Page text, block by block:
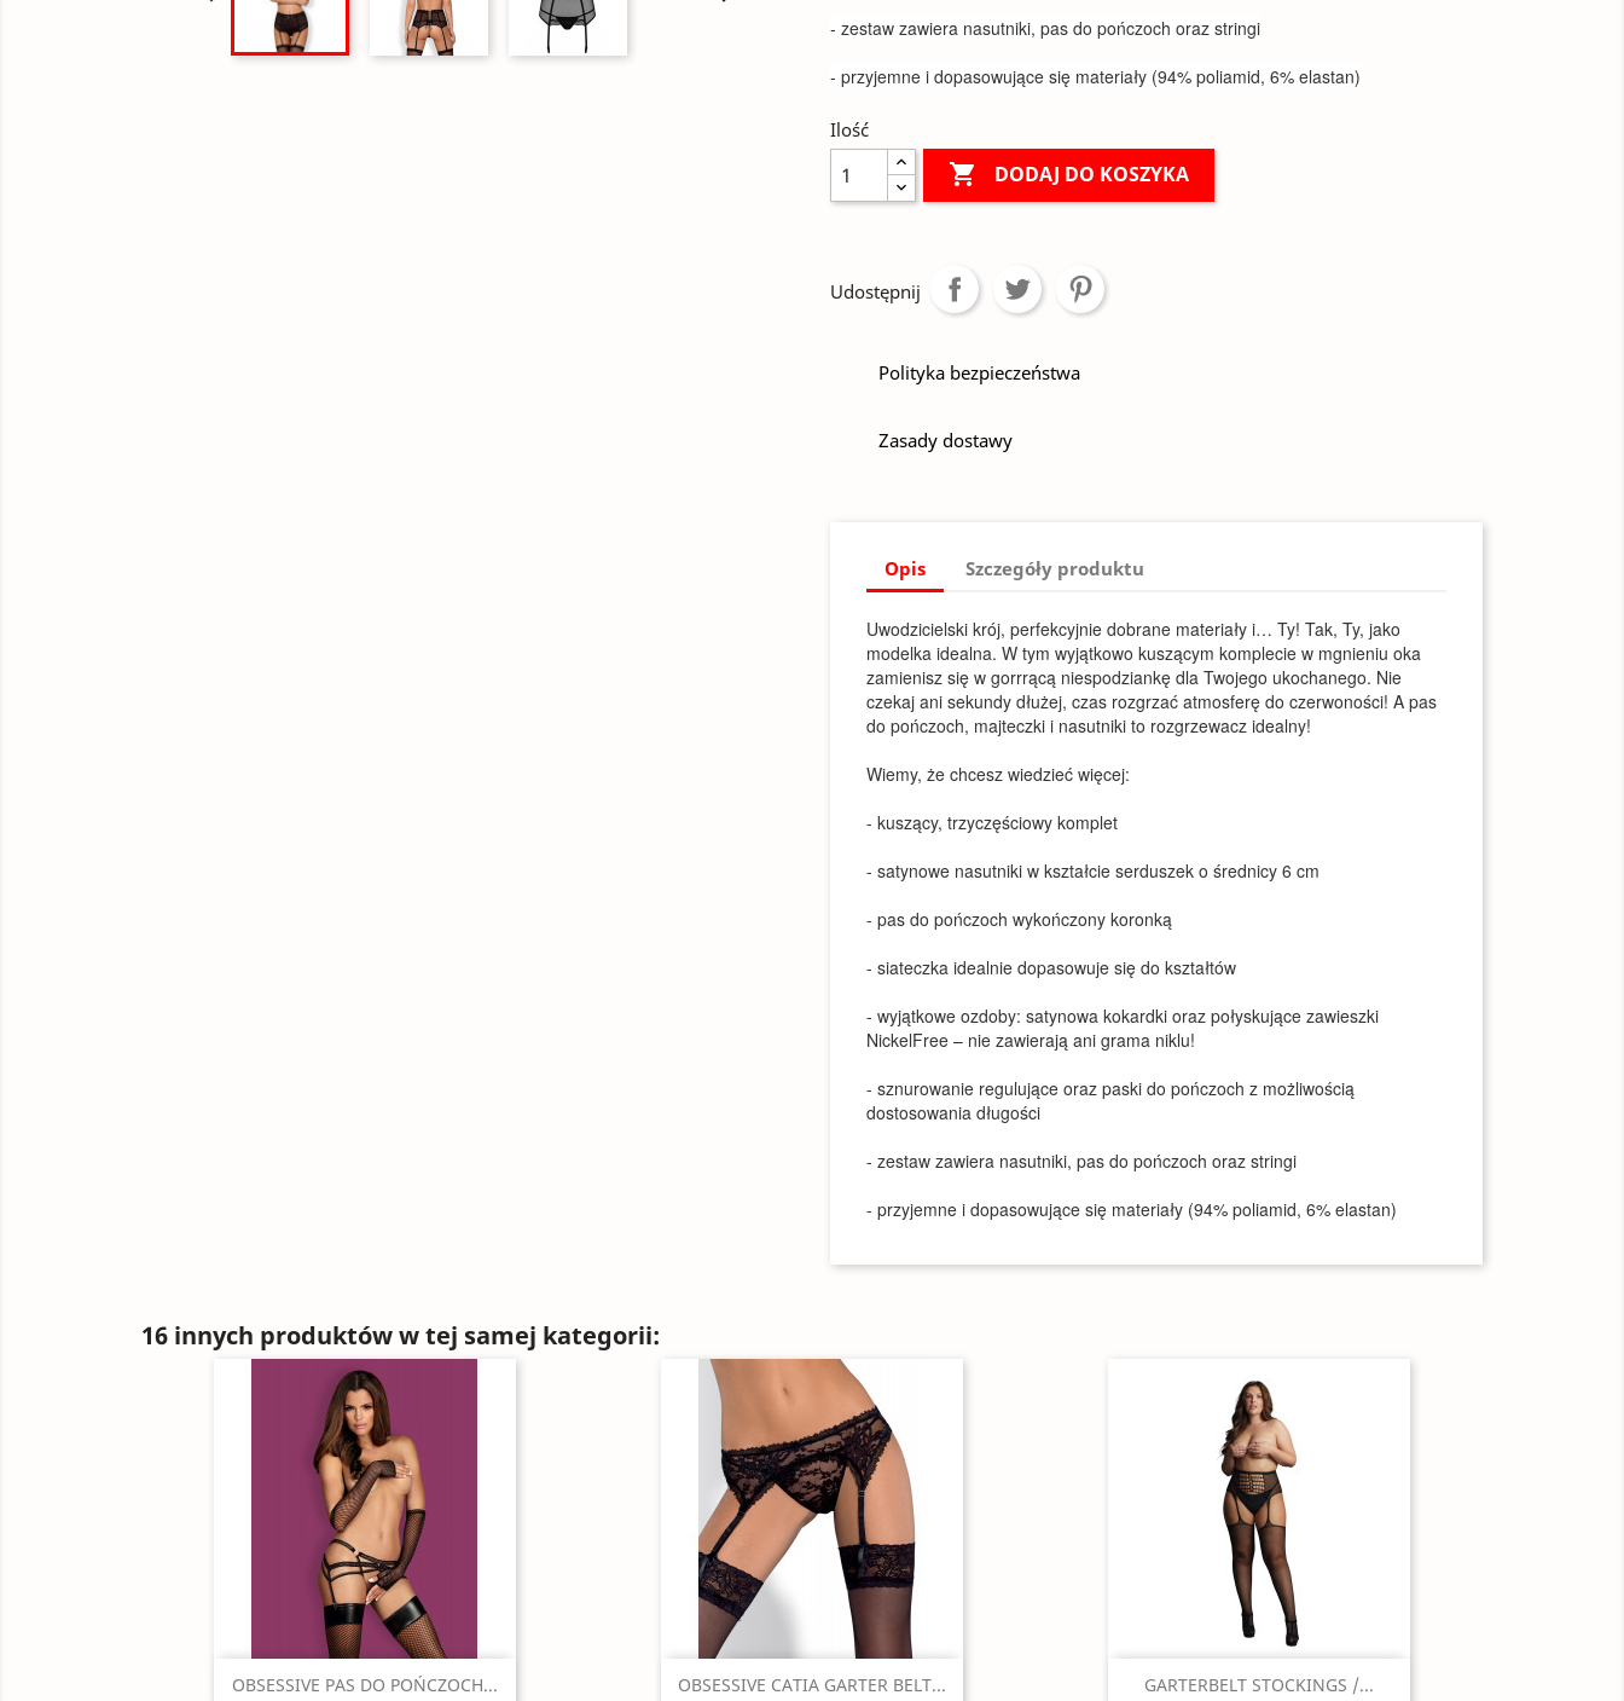
- zestaw zawiera nasutniki, pas do pończoch oraz stringi
- przyjemne i dopasowujące się materiały (94% poliamid, 6% elastan)
Ilość
 DODAJ DO KOSZYKA
Udostępnij
Polityka bezpieczeństwa
Zasady dostawy
Opis Szczegóły produktu
Uwodzicielski krój, perfekcyjnie dobrane materiały i… Ty! Tak, Ty, jako
modelka idealna. W tym wyjątkowo kuszącym komplecie w mgnieniu oka
zamienisz się w gorrrącą niespodziankę dla Twojego ukochanego. Nie
czekaj ani sekundy dłużej, czas rozgrzać atmosferę do czerwoności! A pas
do pończoch, majteczki i nasutniki to rozgrzewacz idealny!
Wiemy, że chcesz wiedzieć więcej:
- kuszący, trzyczęściowy komplet
- satynowe nasutniki w kształcie serduszek o średnicy 6 cm
- pas do pończoch wykończony koronką
- siateczka idealnie dopasowuje się do kształtów
- wyjątkowe ozdoby: satynowa kokardki oraz połyskujące zawieszki
NickelFree – nie zawierają ani grama niklu!
- sznurowanie regulujące oraz paski do pończoch z możliwością
dostosowania długości
- zestaw zawiera nasutniki, pas do pończoch oraz stringi
- przyjemne i dopasowujące się materiały (94% poliamid, 6% elastan)
16 innych produktów w tej samej kategorii:
Szybki podgląd
OBSESSIVE PAS DO POŃCZOCH... Szybki podgląd
OBSESSIVE CATIA GARTER BELT... Szybki podgląd
GARTERBELT STOCKINGS /...